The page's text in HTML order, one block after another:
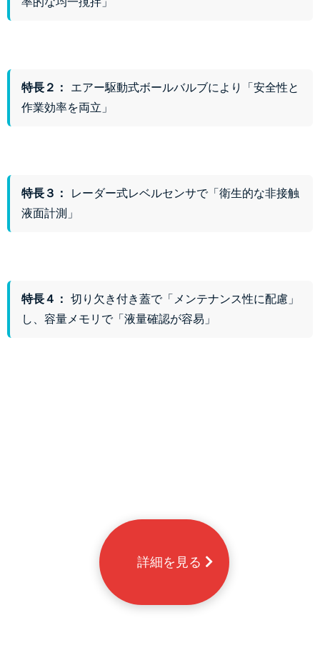
特長２：
エアー駆動式ボールバルブにより「安全性と
作業効率を両立」
特長３：
レーダー式レベルセンサで「衛生的な非接触
液面計測」
特長４： 切り欠き付き蓋で「メンテナンス性に配慮」
し、容量メモリで「液量確認が容易」
      詳細を見る